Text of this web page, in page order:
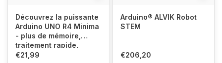
Découvrez la puissante
Arduino UNO R4 Minima
- plus de mémoire,
traitement rapide,
nouveaux composants
€21,99
Arduino® ALVIK Robot
STEM
€206,20